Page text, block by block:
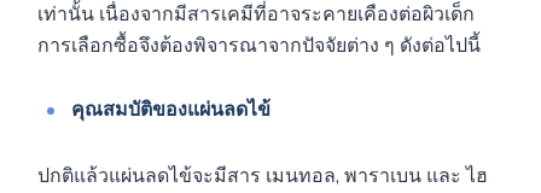
เท่านั้น เนื่องจากมีสารเคมีที่อาจระคายเคืองต่อผิวเด็ก
การเลือกซื้อจึงต้องพิจารณาจากปัจจัยต่าง ๆ ดังต่อไปนี้
คุณสมบัติของแผ่นลดไข้
ปกติแล้วแผ่นลดไข้จะมีสาร เมนทอล, พาราเบน และ ไฮ